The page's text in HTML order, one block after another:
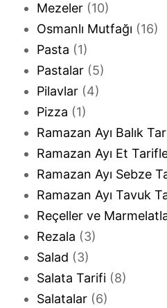
Mezeler (10)
Osmanlı Mutfağı (16)
Pasta (1)
Pastalar (5)
Pilavlar (4)
Pizza (1)
Ramazan Ayı Balık
Ramazan Ayı Et
Ramazan Ayı Sebze
Ramazan Ayı Tavuk
Reçeller ve
Rezala (3)
Salad (3)
Salata Tarifi (8)
Salatalar (6)